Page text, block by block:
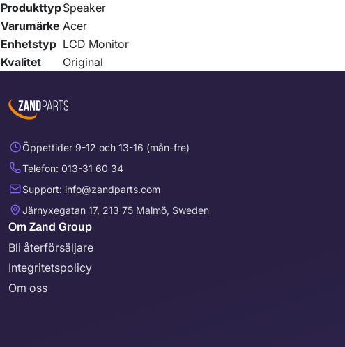
ProdukttypSpeaker
Varumärke Acer
Enhetstyp LCD Monitor
Kvalitet
Original
Öppettider 9-12 och 13-16 (mån-fre)
Telefon: 013-31 60 34
Support: info@zandparts.com
Järnyxegatan 17, 213 75 Malmö, Sweden
Om Zand Group
Bli återförsäljare
Integritetspolicy
Om oss